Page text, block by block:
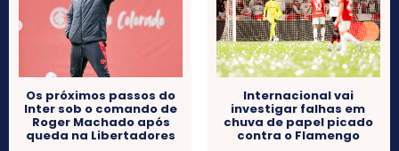
Os próximos passos do
Inter sob o comando de
Roger Machado após
queda na Libertadores
Internacional vai
investigar falhas em
chuva de papel picado
contra o Flamengo